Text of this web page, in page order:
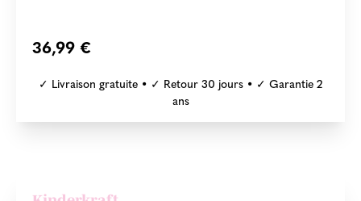
36,99 €
✓ Livraison gratuite • ✓ Retour 30 jours • ✓ Garantie 2
ans